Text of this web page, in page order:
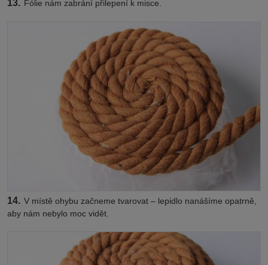
13. Fólie nám zabrání přilepení k misce.
14. V místě ohybu začneme tvarovat – lepidlo nanášíme opatrně,
aby nám nebylo moc vidět.